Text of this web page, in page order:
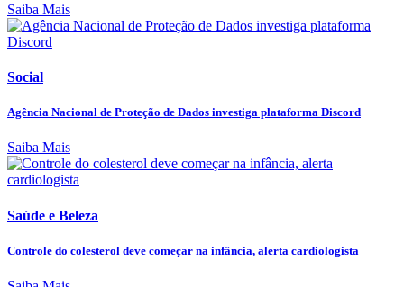
Saiba Mais
Social
Agência Nacional de Proteção de Dados investiga plataforma Discord
Saiba Mais
Saúde e Beleza
Controle do colesterol deve começar na infância, alerta cardiologista